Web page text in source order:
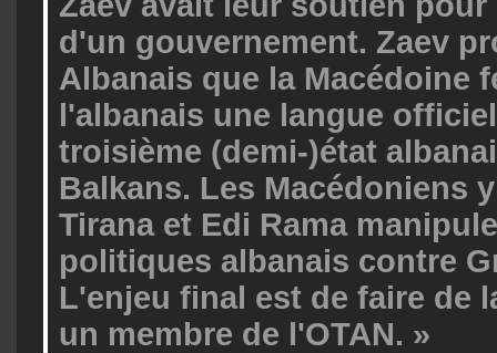
d'un gouvernement. Zaev
Albanais que la Macédoine
l'albanais une langue
troisième (demi-)état
Balkans. Les Macédoniens
Tirana et Edi Rama
politiques albanais contre
L'enjeu final est de faire de
un membre de l'OTAN. »